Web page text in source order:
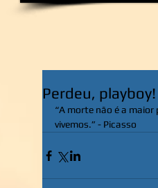
Perdeu, playboy!
“A morte não é a
vivemos.” - Picasso